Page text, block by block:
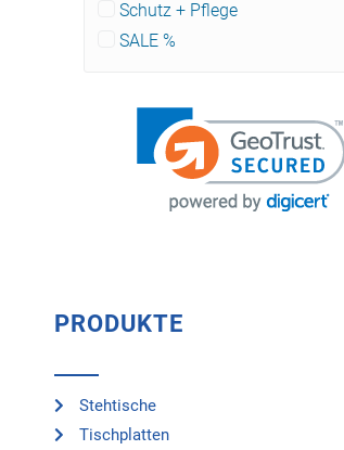
Schutz + Pflege
SALE %
PRODUKTE
Stehtische
Tischplatten